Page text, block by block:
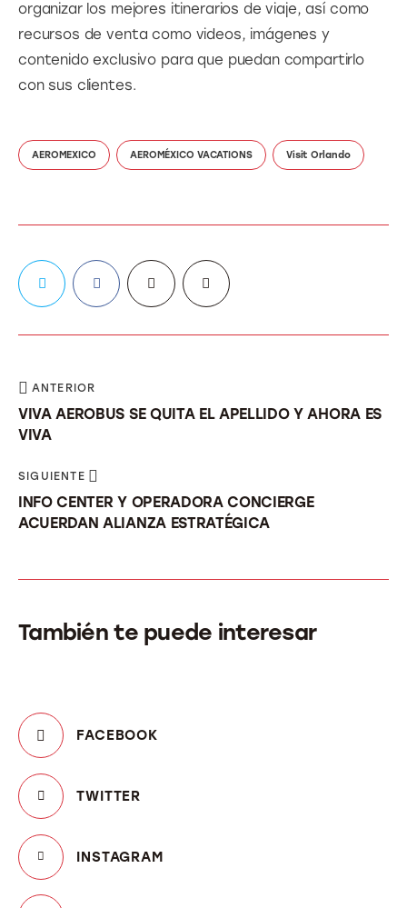
organizar los mejores itinerarios de viaje, así como
recursos de venta como videos, imágenes y
contenido exclusivo para que puedan compartirlo
con sus clientes.
AEROMEXICO AEROMÉXICO VACATIONS Visit Orlando
ANTERIOR
VIVA AEROBUS SE QUITA EL APELLIDO Y AHORA ES
VIVA
SIGUIENTE
INFO CENTER Y OPERADORA CONCIERGE
ACUERDAN ALIANZA ESTRATÉGICA
También te puede interesar
FACEBOOK
TWITTER
INSTAGRAM